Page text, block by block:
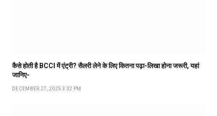
कैसे होती है BCCI में एंट्री? सैलरी लेने के लिए कितना पढ़ा-लिखा होना जरूरी, यहां
जानिए-
DECEMBER 27, 2025 3:32 PM